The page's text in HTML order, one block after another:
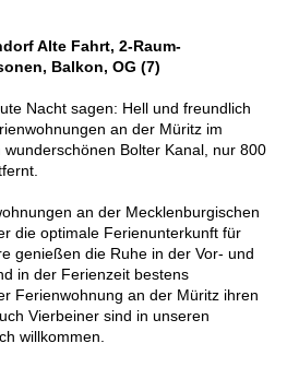
Alte Fahrt, 2-Raum-
Balkon, OG (7)
Nacht sagen: Hell und freundlich
an der Müritz im
Bolter Kanal, nur 800
an der Mecklenburgischen
die optimale Ferienunterkunft für
genießen die Ruhe in der Vor- und
in der Ferienzeit bestens
Ferienwohnung an der Müritz ihren
Vierbeiner sind in unseren
willkommen.